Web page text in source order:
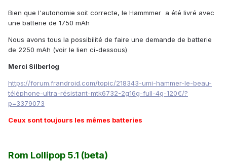
Bien que l'autonomie soit correcte, le Hammmer a été livré avec
une batterie de 1750 mAh
Nous avons tous la possibilité de faire une demande de batterie
de 2250 mAh (voir le lien ci-dessous)
Merci Silberlog
https://forum.frandroid.com/topic/218343-umi-hammer-le-beau-
téléphone-ultra-résistant-mtk6732-2g16g-full-4g-120€/?
p=3379073
Ceux sont toujours les mêmes batteries
Rom Lollipop 5.1 (beta)